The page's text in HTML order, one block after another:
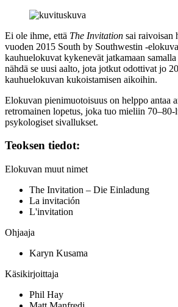
Ei ole ihme, että The Invitation sai raivoisan
vuoden 2015 South by Southwestin
kauhuelokuvat kykenevät jatkamaan
nähdä se uusi aalto, jota jotkut odottivat jo
kauhuelokuvan kukoistamisen aikoihin.
Elokuvan pienimuotoisuus on helppo antaa
retromainen lopetus, joka tuo mieliin
psykologiset sivallukset.
Teoksen tiedot:
Elokuvan muut nimet
The Invitation – Die Einladung
La invitación
L'invitation
Ohjaaja
Karyn Kusama
Käsikirjoittaja
Phil Hay